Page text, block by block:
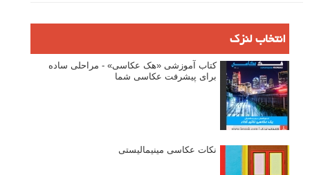
انتخاب لنزک
کتاب آموزشی «هک عکاسی» - مراحلی ساده
برای پیشرفت عکاسی شما
نکات عکاسی مینیمالیستی